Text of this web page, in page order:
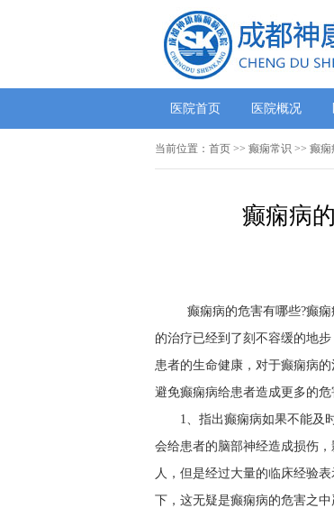
医院首页 医院概况
当前位置： 首页 >> 癫痫常识 >> 癫痫
癫痫病
癫痫病的危害有哪些?癫
的治疗已经到了刻不容缓的地
患者的生命健康，对于癫痫病
避免癫痫病给患者造成更多的
1、指出癫痫病如果不能及
会给患者的脑部神经造成损伤
人，但是经过大量的临床经验
下，这无疑是癫痫病的危害之